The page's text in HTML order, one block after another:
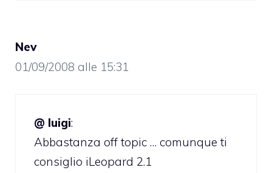
Nev
01/09/2008 alle 15:31
@ luigi:
Abbastanza off topic … comunque ti
consiglio iLeopard 2.1